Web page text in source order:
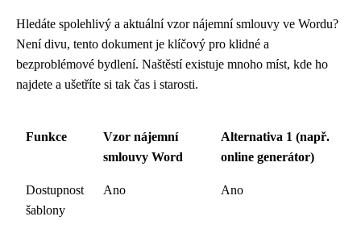
Hledáte spolehlivý a aktuální vzor nájemní smlouvy ve Wordu?
Není divu, tento dokument je klíčový pro klidné a
bezproblémové bydlení. Naštěstí existuje mnoho míst, kde ho
najdete a ušetříte si tak čas i starosti.
Funkce
Vzor nájemní
smlouvy Word
Alternativa 1 (např.
online generátor)
Dostupnost
šablony
Ano Ano